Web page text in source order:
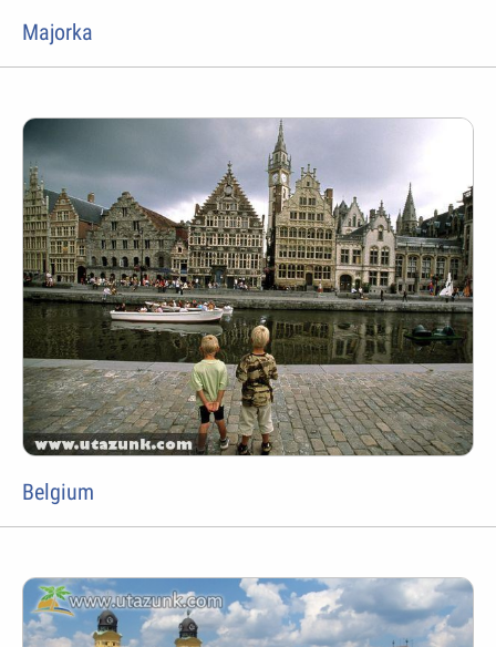
Majorka
Belgium